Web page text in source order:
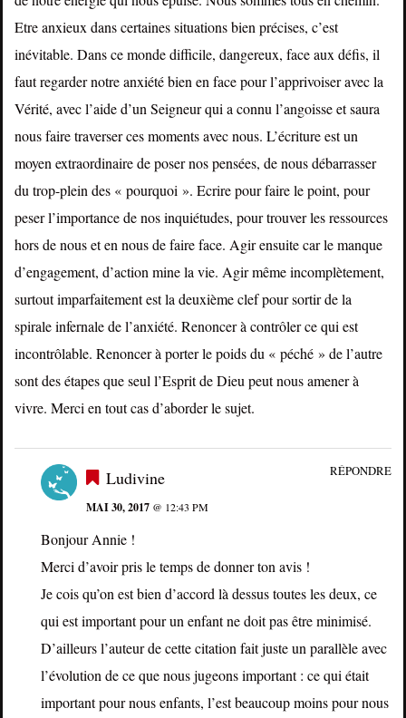
Etre anxieux dans certaines situations bien précises, c’est
inévitable. Dans ce monde difficile, dangereux, face aux défis, il
faut regarder notre anxiété bien en face pour l’apprivoiser avec la
Vérité, avec l’aide d’un Seigneur qui a connu l’angoisse et saura
nous faire traverser ces moments avec nous. L’écriture est un
moyen extraordinaire de poser nos pensées, de nous débarrasser
du trop-plein des « pourquoi ». Ecrire pour faire le point, pour
peser l’importance de nos inquiétudes, pour trouver les ressources
hors de nous et en nous de faire face. Agir ensuite car le manque
d’engagement, d’action mine la vie. Agir même incomplètement,
surtout imparfaitement est la deuxième clef pour sortir de la
spirale infernale de l’anxiété. Renoncer à contrôler ce qui est
incontrôlable. Renoncer à porter le poids du « péché » de l’autre
sont des étapes que seul l’Esprit de Dieu peut nous amener à
vivre. Merci en tout cas d’aborder le sujet.
Ludivine
MAI 30, 2017 @ 12:43 PM
Bonjour Annie !
Merci d’avoir pris le temps de donner ton avis !
Je cois qu’on est bien d’accord là dessus toutes les deux, ce
qui est important pour un enfant ne doit pas être minimisé.
D’ailleurs l’auteur de cette citation fait juste un parallèle avec
l’évolution de ce que nous jugeons important : ce qui était
important pour nous enfants, l’est beaucoup moins pour nous
RÉPONDRE